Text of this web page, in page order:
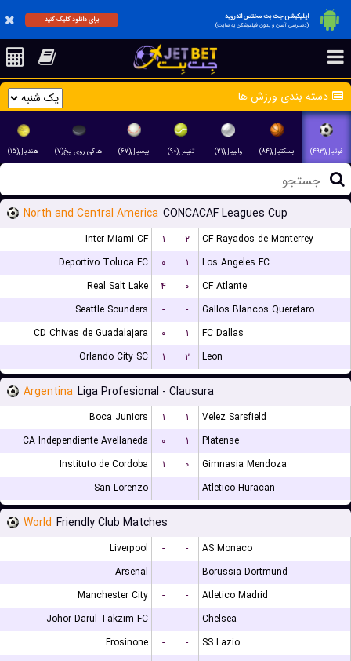
اپلیکیشن جت بت مختص اندروید
(دسترسی آسان و بدون فیلترشکن به سایت)
برای دانلود کلیک کنید
دسته بندی ورزش ها
فوتبال(۴۹۳) بسکتبال(۸۴) والیبال(۲۱) تنیس(۹۰) بیسبال(۶۷) هاکی روی یخ(۷) هندبال(۱۵)
North and Central America CONCACAF Leagues Cup
Inter Miami CF ۱ ۲
CF Rayados de Monterrey
Deportivo Toluca FC
۰ ۱
Los Angeles FC
Real Salt Lake
۴ ۰
CF Atlante
Seattle Sounders
- -
Gallos Blancos Queretaro
CD Chivas de Guadalajara
۰ ۱
FC Dallas
Orlando City SC
۱ ۲ Leon
Argentina Liga Profesional - Clausura
Boca Juniors ۱ ۱
Velez Sarsfield
CA Independiente Avellaneda
۰ ۱
Platense
Instituto de Cordoba
۱ ۰
Gimnasia Mendoza
San Lorenzo
- - Atletico Huracan
World Friendly Club Matches
Liverpool - -
AS Monaco
Arsenal
- -
Borussia Dortmund
Manchester City
- -
Atletico Madrid
Johor Darul Takzim FC
- -
Chelsea
Frosinone
- -
SS Lazio